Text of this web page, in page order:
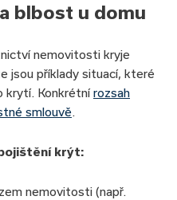
blbost u domu
nemovitosti kryje
jsou příklady situací, které
krytí. Konkrétní rozsah
smlouvě
krýt:
nemovitosti (např.